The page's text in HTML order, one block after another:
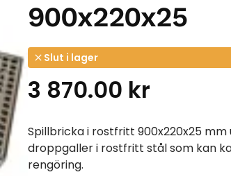
900x220x25
Slut i lager
3 870.00 kr
Spillbricka i rostfritt 900x220x25
droppgaller i rostfritt stål som kan
rengöring.